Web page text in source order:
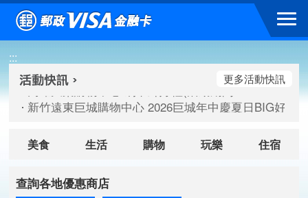
跳到主要內容區塊
:::
高雄大樂購物中心 刷卡郵好禮(活動期間：115/08/07-
臺北三創生活 有點東西第2波 刷卡郵好禮(活動期間：
高雄大樂購物中心 刷卡郵好禮(活動期間：115/08/07-
新竹遠東巨城購物中心 2026巨城年中慶夏日BIG好刷(
更多活動快訊
美食 生活 購物 玩樂 住宿
查詢各地優惠商店